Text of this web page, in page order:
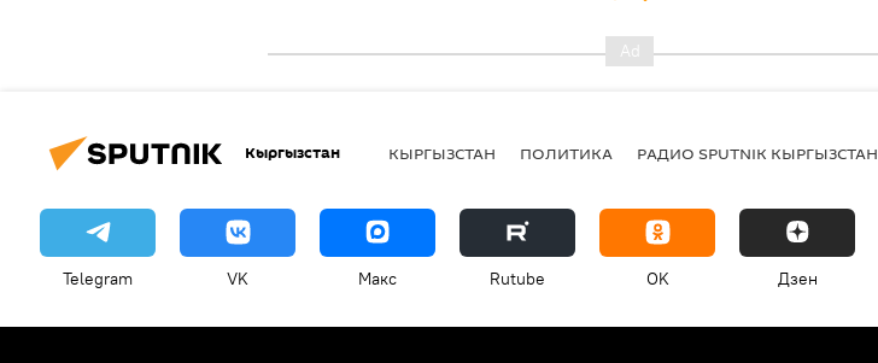
Кыргызстан КЫРГЫЗСТАН ПОЛИТИКА РАДИО SPUTNIK КЫРГЫЗСТАН
Telegram VK Макс Rutube OK Дзен